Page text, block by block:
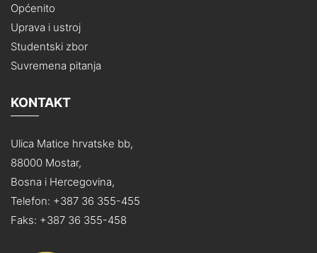
Općenito
Uprava i ustroj
Studentski zbor
Suvremena pitanja
KONTAKT
Ulica Matice hrvatske bb,
88000 Mostar,
Bosna i Hercegovina,
Telefon: +387 36 355-455
Faks: +387 36 355-458